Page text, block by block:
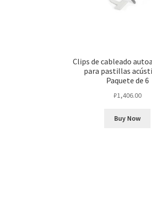
Clips de cableado
para pastillas
Paquete de 6
₽1,406.00
Buy Now